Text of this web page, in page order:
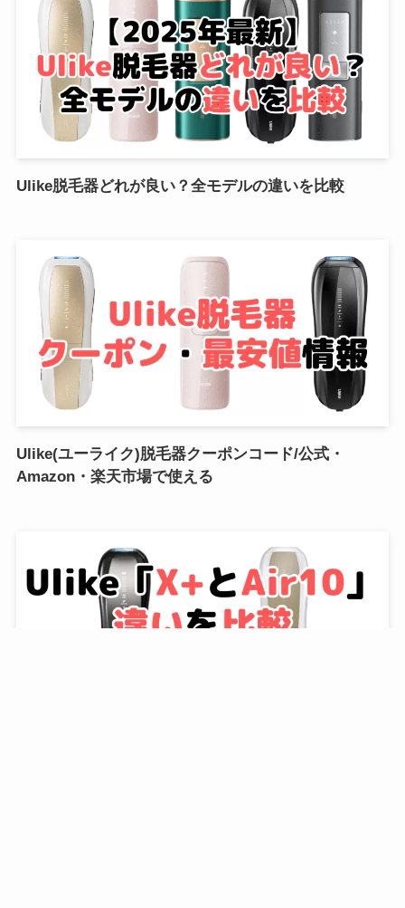
Ulike脱毛器どれが良い？全モデルの違いを比較
Ulike(ユーライク)脱毛器クーポンコード/公式・
Amazon・楽天市場で使える